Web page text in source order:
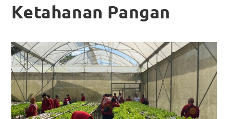
Ketahanan Pangan